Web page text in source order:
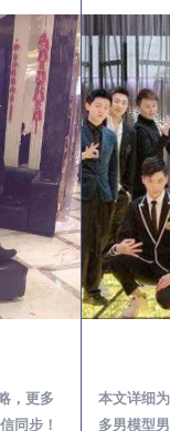
，更多
同步！
本文详细
多男模型